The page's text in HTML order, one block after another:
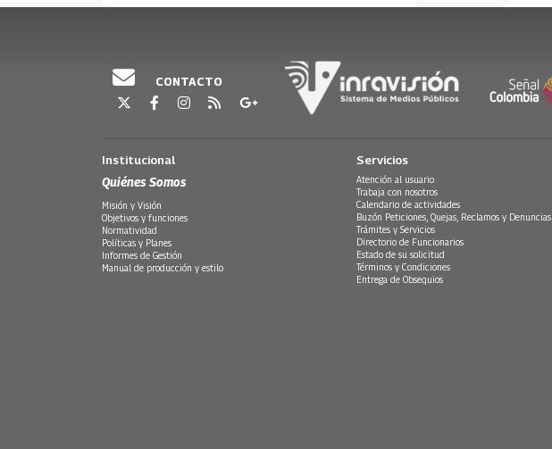
CONTACTO
Institucional
Quiénes Somos
Misión y Visión
Objetivos y funciones
Normatividad
Políticas y Planes
Informes de Gestión
Manual de producción y estilo
Servicios
Atención al usuario
Trabaja con nosotros
Calendario de actividades
Buzón Peticiones, Quejas, Reclamos y Denuncias
Trámites y Servicios
Directorio de Funcionarios
Estado de su solicitud
Términos y Condiciones
Entrega de Obsequios